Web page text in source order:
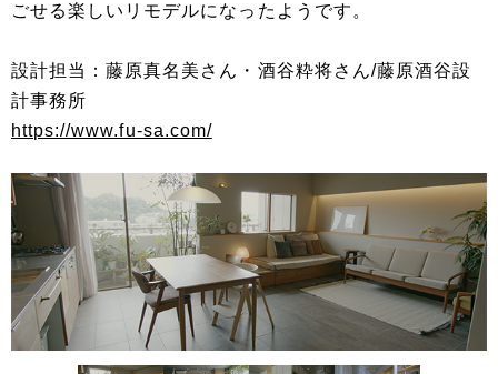
ごせる楽しいリモデルになったようです。
設計担当：藤原真名美さん・酒谷粋将さん/藤原酒谷設
計事務所
https://www.fu-sa.com/